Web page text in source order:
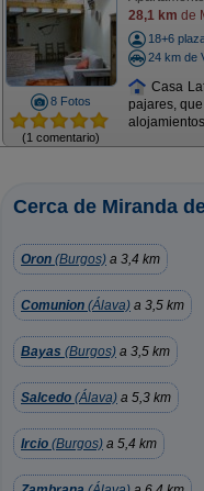
8 Fotos
(1 comentario)
28,1 km de
18+6
24 km de
Casa
pajares,
Cerca de Miranda
Oron (Burgos) a 3,4 km
Comunion (Álava) a 3,5 km
Bayas (Burgos) a 3,5 km
Salcedo (Álava) a 5,3 km
Ircio (Burgos) a 5,4 km